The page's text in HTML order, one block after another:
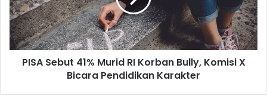
PISA Sebut 41% Murid RI Korban Bully, Komisi X
Bicara Pendidikan Karakter